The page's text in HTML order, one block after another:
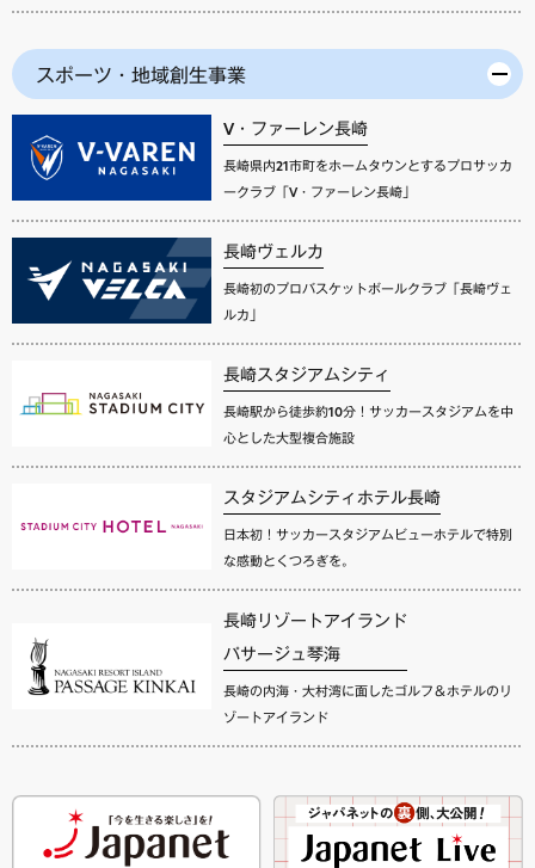
スポーツ・地域創生事業
V・ファーレン長崎
長崎県内21市町をホームタウンとするプロサッカ
ークラブ「V・ファーレン長崎」
長崎ヴェルカ
長崎初のプロバスケットボールクラブ「長崎ヴェ
ルカ」
長崎スタジアムシティ
長崎駅から徒歩約10分！サッカースタジアムを中
心とした大型複合施設
スタジアムシティホテル長崎
日本初！サッカースタジアムビューホテルで特別
な感動とくつろぎを。
長崎リゾートアイランド
パサージュ琴海
長崎の内海・大村湾に面したゴルフ＆ホテルのリ
ゾートアイランド